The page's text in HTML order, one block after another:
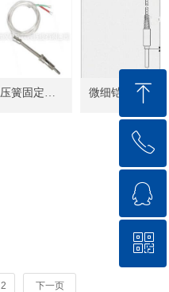
压簧固定热
微细铠装热
2 下一页
ꁸ
回到顶部
ꂅ
18571711144
ꁗ
QQ客服
ꀥ